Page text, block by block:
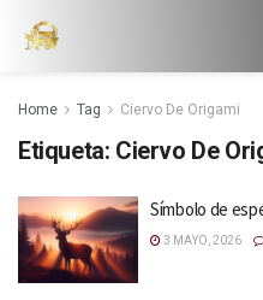
Home Tag Ciervo De Origami
Etiqueta: Ciervo De
Símbolo de
3 MAYO, 2026